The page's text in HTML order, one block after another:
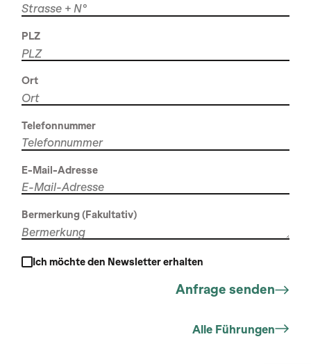
PLZ
Ort
Telefonnummer
E-Mail-Adresse
Bermerkung (Fakultativ)
Ich möchte den Newsletter erhalten
Alle Führungen